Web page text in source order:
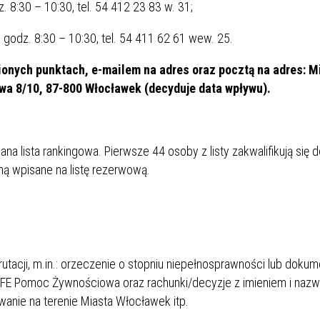
8:30 – 10:30, tel. 54 412 23 83 w. 31;
8:30 – 10:30, tel. 54 411 62 61 wew. 25.
punktach, e-mailem na adres oraz pocztą na adres:
8/10, 87-800 Włocławek (decyduje data wpływu).
lista rankingowa. Pierwsze 44 osoby z listy zakwalifikują się
wpisane na listę rezerwową.
m.in.: orzeczenie o stopniu niepełnosprawności lub
Pomoc Żywnościowa oraz rachunki/decyzje z imieniem i
na terenie Miasta Włocławek itp.